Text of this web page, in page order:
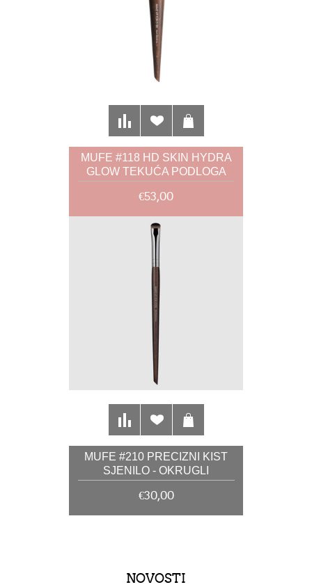
MUFE #118 HD SKIN HYDRA
GLOW TEKUĆA PODLOGA
€53,00
MUFE #210 PRECIZNI KIST
SJENILO - OKRUGLI
€30,00
NOVOSTI